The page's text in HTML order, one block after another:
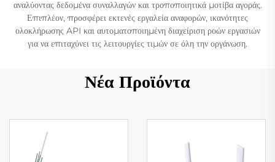
αναλύοντας δεδομένα συναλλαγών και τροποποιητικά μοτίβα αγοράς.
Επιπλέον, προσφέρει εκτενές εργαλεία αναφορών, ικανότητες
ολοκλήρωσης API και αυτοματοποιημένη διαχείριση ροών εργασιών
για να επιταχύνει τις λειτουργίες τιμών σε όλη την οργάνωση.
Νέα Προϊόντα